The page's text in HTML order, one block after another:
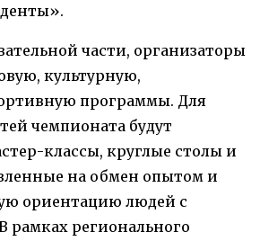
части, организаторы
культурную,
программы. Для
чемпионата будут
классы, круглые столы и
на обмен опытом и
ориентацию людей с
рамках регионального